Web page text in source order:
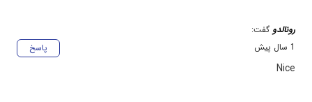
رونالدو گفت:
پاسخ
1 سال پیش
Nice